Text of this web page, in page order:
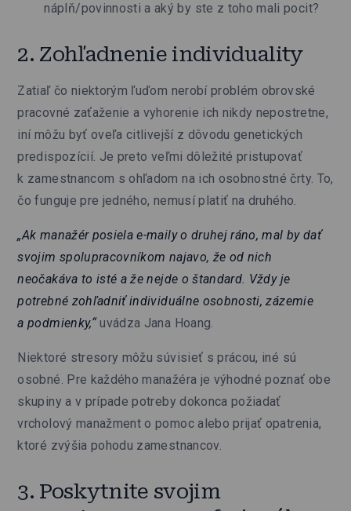
náplň/povinnosti a aký by ste z toho mali pocit?
2. Zohľadnenie individuality
Zatiaľ čo niektorým ľuďom nerobí problém obrovské
pracovné zaťaženie a vyhorenie ich nikdy nepostretne,
iní môžu byť oveľa citlivejší z dôvodu genetických
predispozícií. Je preto veľmi dôležité pristupovať
k zamestnancom s ohľadom na ich osobnostné črty. To,
čo funguje pre jedného, nemusí platiť na druhého.
„Ak manažér posiela e-maily o druhej ráno, mal by dať
svojim spolupracovníkom najavo, že od nich
neočakáva to isté a že nejde o štandard. Vždy je
potrebné zohľadniť individuálne osobnosti, zázemie
a podmienky,“uvádza Jana Hoang.
Niektoré stresory môžu súvisieť s prácou, iné sú
osobné. Pre každého manažéra je výhodné poznať obe
skupiny a v prípade potreby dokonca požiadať
vrcholový manažment o pomoc alebo prijať opatrenia,
ktoré zvýšia pohodu zamestnancov.
3. Poskytnite svojim